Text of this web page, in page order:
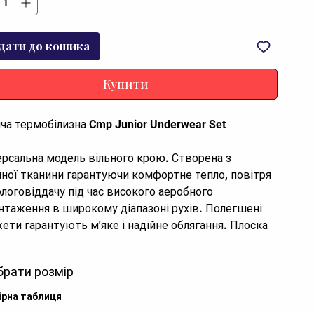
до кошика
Купити
термобілизна Cmp Junior Underwear Set
модель вільного крою. Створена з
тканини гарантуючи комфортне тепло, повітря
під час високого аеробного
в широкому діапазоні рухів. Полегшені
гарантують м'яке і надійне облягання. Плоска
розмір
таблиця